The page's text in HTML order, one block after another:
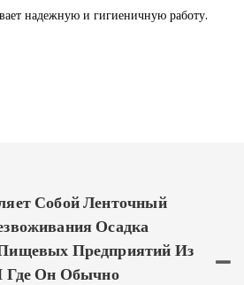
надежную и гигиеничную работу.
Собой Ленточный
Осадка
Предприятий Из
Где Он Обычно